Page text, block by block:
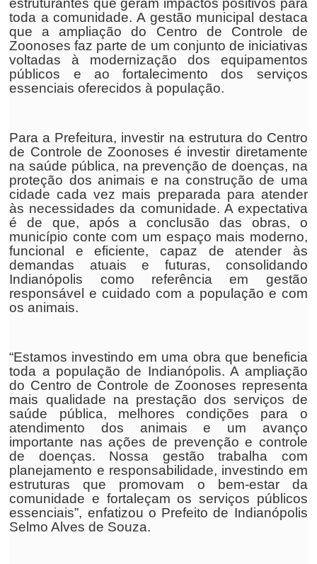
estruturantes que geram impactos positivos para
toda a comunidade. A gestão municipal destaca
que a ampliação do Centro de Controle de
Zoonoses faz parte de um conjunto de iniciativas
voltadas à modernização dos equipamentos
públicos e ao fortalecimento dos serviços
essenciais oferecidos à população.
Para a Prefeitura, investir na estrutura do Centro
de Controle de Zoonoses é investir diretamente
na saúde pública, na prevenção de doenças, na
proteção dos animais e na construção de uma
cidade cada vez mais preparada para atender
às necessidades da comunidade. A expectativa
é de que, após a conclusão das obras, o
município conte com um espaço mais moderno,
funcional e eficiente, capaz de atender às
demandas atuais e futuras, consolidando
Indianópolis como referência em gestão
responsável e cuidado com a população e com
os animais.
“Estamos investindo em uma obra que beneficia
toda a população de Indianópolis. A ampliação
do Centro de Controle de Zoonoses representa
mais qualidade na prestação dos serviços de
saúde pública, melhores condições para o
atendimento dos animais e um avanço
importante nas ações de prevenção e controle
de doenças. Nossa gestão trabalha com
planejamento e responsabilidade, investindo em
estruturas que promovam o bem-estar da
comunidade e fortaleçam os serviços públicos
essenciais”, enfatizou o Prefeito de Indianópolis
Selmo Alves de Souza.